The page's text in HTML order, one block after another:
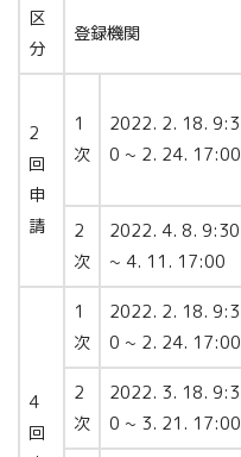
区
分
登録機関
2
回
申
請
1
次
2022. 2. 18. 9:3
0 ~ 2. 24. 17:00
2
次
2022. 4. 8. 9:30
~ 4. 11. 17:00
4
回
1
次
2022. 2. 18. 9:3
0 ~ 2. 24. 17:00
2
次
2022. 3. 18. 9:3
0 ~ 3. 21. 17:00